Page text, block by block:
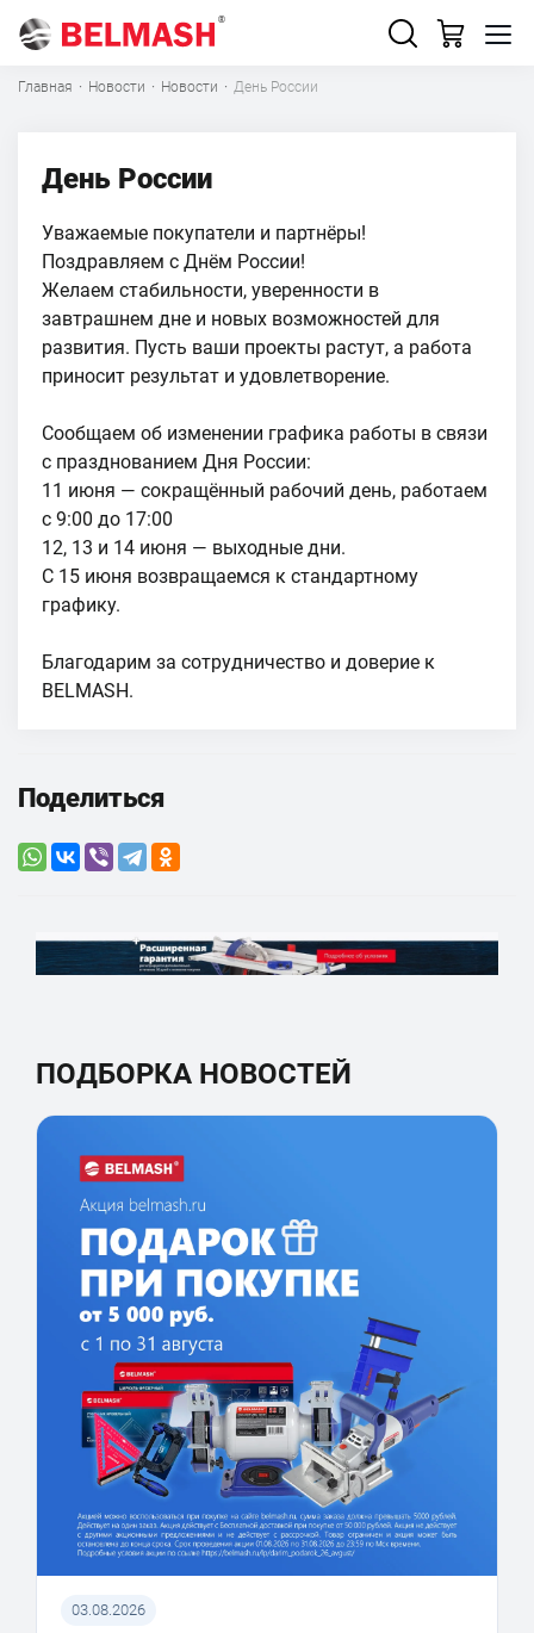
Главная · Новости · Новости · День России
День России
Уважаемые покупатели и партнёры!
Поздравляем с Днём России!
Желаем стабильности, уверенности в
завтрашнем дне и новых возможностей для
развития. Пусть ваши проекты растут, а работа
приносит результат и удовлетворение.
Сообщаем об изменении графика работы в связи
с празднованием Дня России:
11 июня — сокращённый рабочий день, работаем
с 9:00 до 17:00
12, 13 и 14 июня — выходные дни.
С 15 июня возвращаемся к стандартному
графику.
Благодарим за сотрудничество и доверие к
BELMASH.
Поделиться
ПОДБОРКА НОВОСТЕЙ
03.08.2026